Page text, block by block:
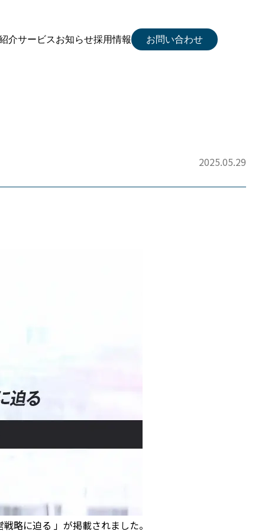
介サービスお知らせ採用情報 お問い合わせ
2025.05.29
略に迫る 」が掲載されました。